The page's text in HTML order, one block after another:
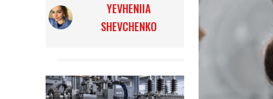
YEVHENIIA
SHEVCHENKO